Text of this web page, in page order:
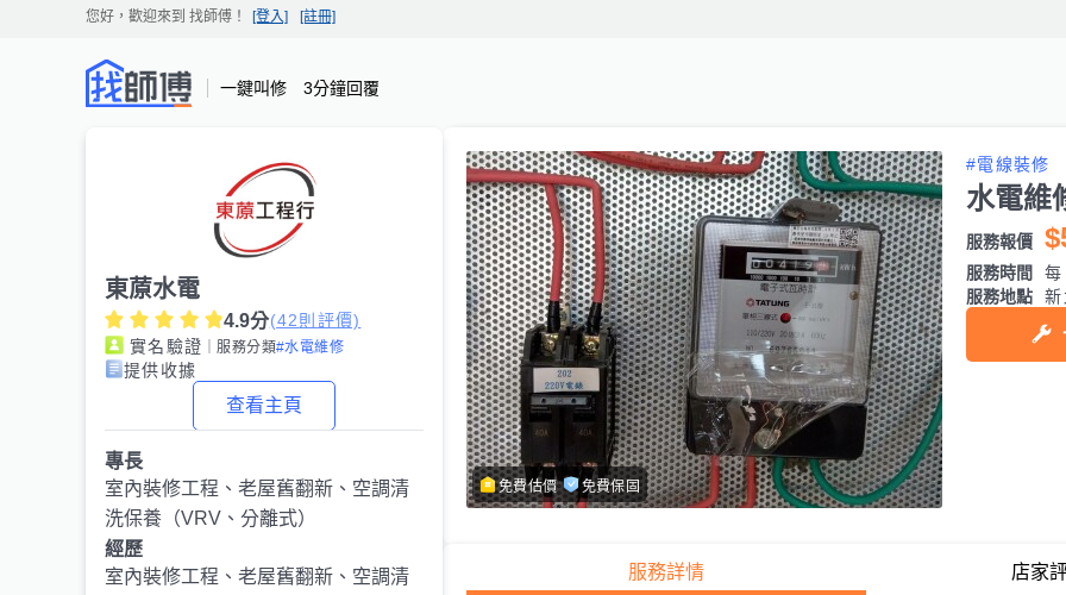
您好，歡迎來到 找師傅 ！ [登入] [註冊]
一鍵叫修 3分鐘回覆
東蒝水電
4.9分(42則評價)
實名驗證 ｜服務分類#水電維修
提供收據
查看主頁
專長
室內裝修工程、老屋舊翻新、空調清
洗保養（VRV、分離式）
經歷
室內裝修工程、老屋舊翻新、空調清
免費估價 免費保固
#電線裝修
水電維
服務報價
服務時間
服務地點
服務詳情 店家